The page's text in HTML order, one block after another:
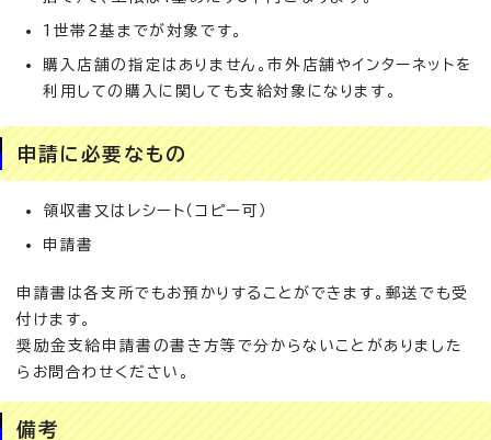
1世帯2基までが対象です。
購入店舗の指定はありません。市外店舗やインターネットを
利用しての購入に関しても支給対象になります。
申請に必要なもの
領収書又はレシート（コピー可）
申請書
申請書は各支所でもお預かりすることができます。郵送でも受
付けます。
奨励金支給申請書の書き方等で分からないことがありました
らお問合わせください。
備考